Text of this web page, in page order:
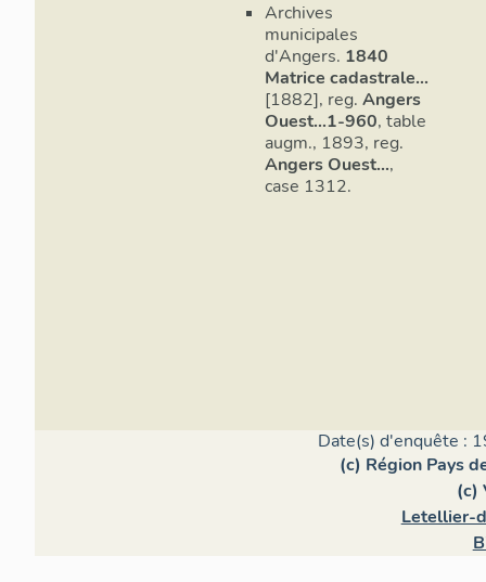
Archives
municipales
d'Angers. 1840
Matrice cadastrale...
[1882], reg. Angers
Ouest...1-960, table
augm., 1893, reg.
Angers Ouest...,
case 1312.
Date(s) d'enquête :
(c) Région Pays
(c)
Letellier-